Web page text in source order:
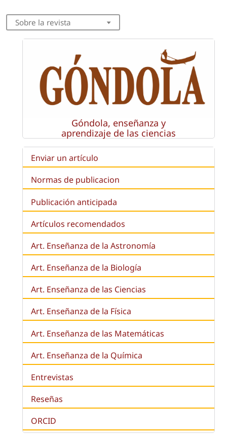
Sobre la revista
Góndola, enseñanza y
aprendizaje de las ciencias
Enviar un artículo
Normas de publicacion
Publicación anticipada
Artículos recomendados
Art. Enseñanza de la Astronomía
Art. Enseñanza de la Biología
Art. Enseñanza de las Ciencias
Art. Enseñanza de la Física
Art. Enseñanza de las Matemáticas
Art. Enseñanza de la Química
Entrevistas
Reseñas
ORCID